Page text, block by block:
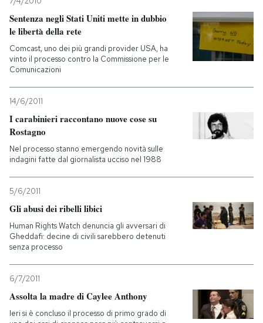
Sentenza negli Stati Uniti mette in dubbio
le libertà della rete
Comcast, uno dei più grandi provider USA, ha
vinto il processo contro la Commissione per le
Comunicazioni
14/6/2011
I carabinieri raccontano nuove cose su
Rostagno
Nel processo stanno emergendo novità sulle
indagini fatte dal giornalista ucciso nel 1988
5/6/2011
Gli abusi dei ribelli libici
Human Rights Watch denuncia gli avversari di
Gheddafi: decine di civili sarebbero detenuti
senza processo
6/7/2011
Assolta la madre di Caylee Anthony
Ieri si è concluso il processo di primo grado di